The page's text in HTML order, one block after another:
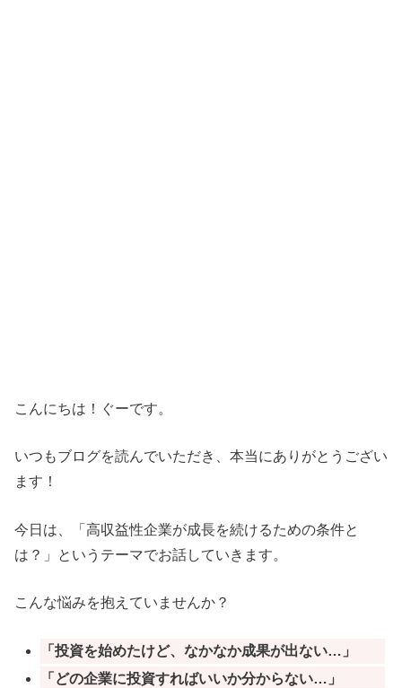
こんにちは！ぐーです。
いつもブログを読んでいただき、本当にありがとうござい
ます！
今日は、「高収益性企業が成長を続けるための条件と
は？」というテーマでお話していきます。
こんな悩みを抱えていませんか？
「投資を始めたけど、なかなか成果が出ない…」
「どの企業に投資すればいいか分からない…」